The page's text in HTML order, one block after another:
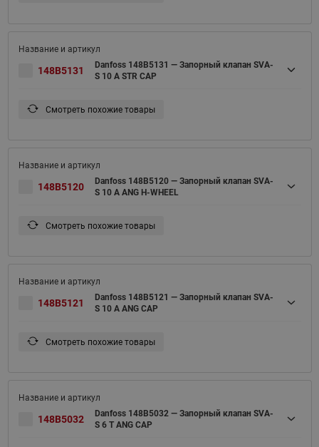
148B5131
Danfoss 148B5131 — Запорный клапан SVA-
S 10 A STR CAP
Смотреть похожие товары
148B5120
Danfoss 148B5120 — Запорный клапан SVA-
S 10 A ANG H-WHEEL
Смотреть похожие товары
148B5121
Danfoss 148B5121 — Запорный клапан SVA-
S 10 A ANG CAP
Смотреть похожие товары
148B5032
Danfoss 148B5032 — Запорный клапан SVA-
S 6 T ANG CAP